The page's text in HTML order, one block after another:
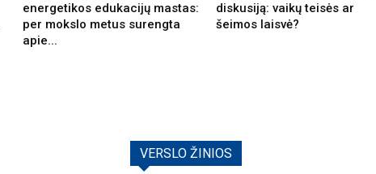
energetikos edukacijų mastas:
per mokslo metus surengta
apie...
diskusiją: vaikų teisės ar
šeimos laisvė?
VERSLO ŽINIOS